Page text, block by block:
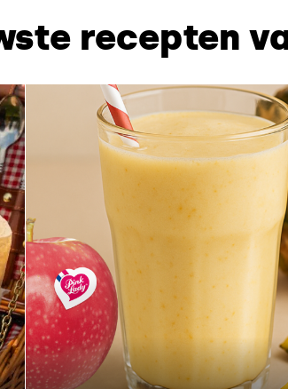
recepten